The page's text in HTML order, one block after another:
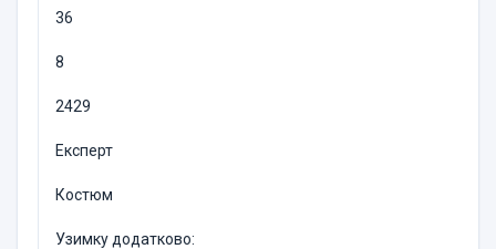
36
8
2429
Експерт
Костюм
Узимку додатково: